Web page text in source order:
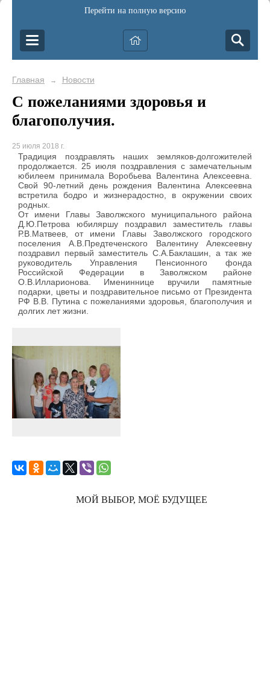
Перейти на полную версию
Главная → Новости
С пожеланиями здоровья и
благополучия.
25 июля 2018 г.
Традиция поздравлять наших земляков-долгожителей
продолжается. 25 июля поздравления с замечательным
юбилеем принимала Воробьева Валентина Алексеевна.
Свой 90-летний день рождения Валентина Алексеевна
встретила бодро и жизнерадостно, в окружении своих
родных.
От имени Главы Заволжского муниципального района
Д.Ю.Петрова юбиляршу поздравил заместитель главы
Р.В.Матвеев, от имени Главы Заволжского городского
поселения А.В.Предтеченского Валентину Алексеевну
поздравил первый заместитель С.А.Баклашин, а так же
руководитель Управления Пенсионного фонда
Российской Федерации в Заволжском районе
О.В.Илларионова. Имениннице вручили памятные
подарки, цветы и поздравительное письмо от Президента
РФ В.В. Путина с пожеланиями здоровья, благополучия и
долгих лет жизни.
МОЙ ВЫБОР, МОЁ БУДУЩЕЕ